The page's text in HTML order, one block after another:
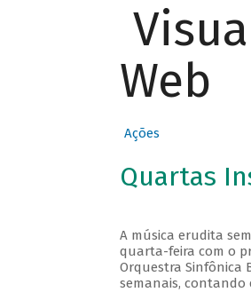
Web
Ações
Quartas
A música erudita
quarta-feira com o
Orquestra Sinfônica
semanais, contando